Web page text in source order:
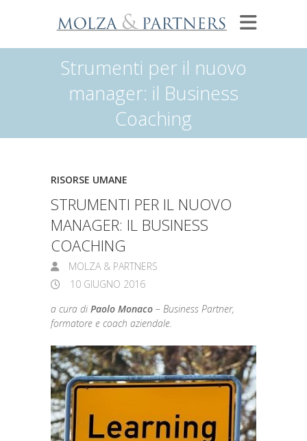
Strumenti per il nuovo
manager: il Business
Coaching
RISORSE UMANE
STRUMENTI PER IL NUOVO
MANAGER: IL BUSINESS
COACHING
MOLZA & PARTNERS
10 GIUGNO 2016
a cura di Paolo Monaco – Business Partner,
formatore e coach aziendale.